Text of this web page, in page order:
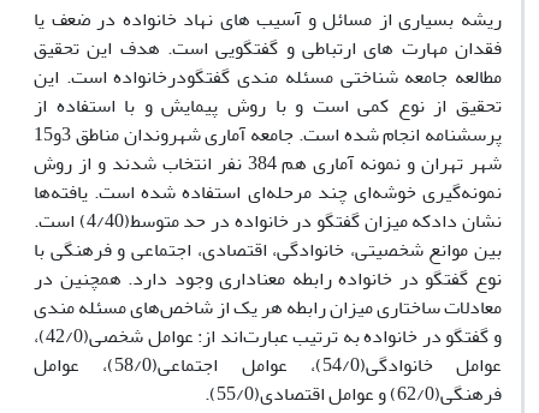
ریشه بسیاری از مسائل و آسیب ­های نهاد خانواده در ضعف یا
فقدان مهارت­ های ارتباطی و گفتگویی است. هدف این تحقیق
مطالعه جامعه شناختی مسئله­ مندی گفتگودرخانواده است. این
تحقیق از نوع کمی است و با روش پیمایش و با استفاده از
پرسشنامه انجام شده است. جامعه آماری شهروندان مناطق 3و15
شهر تهران و نمونه آماری هم 384 نفر انتخاب شدند و از روش
نمونه‌گیری خوشه‌ای چند مرحله‌ای استفاده شده است. یافته‌ها
نشان دادکه میزان گفتگو در خانواده در حد متوسط(4/40) است.
بین موانع شخصیتی، خانوادگی، اقتصادی، اجتماعی و فرهنگی با
نوع گفتگو در خانواده رابطه معناداری وجود دارد. همچنین در
معادلات ساختاری میزان رابطه هر یک از شاخص‌های مسئله مندی
و گفتگو در خانواده به ترتیب عبارت‌اند از: عوامل شخصی(42/0)،
عوامل خانوادگی(54/0)، عوامل اجتماعی(58/0)، عوامل
فرهنگی(62/0) و عوامل اقتصادی(55/0).